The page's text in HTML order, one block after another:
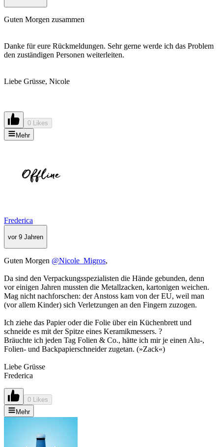
Guten Morgen zusammen
Danke für eure Rückmeldungen. Sehr gerne werde ich das Problem
den zuständigen Personen weiterleiten.
Liebe Grüsse, Nicole
0 Likes
Mehr
Frederica
vor 9 Jahren
Guten Morgen @Nicole_Migros,
Da sind den Verpackungsspezialisten die Hände gebunden, denn
vor einigen Jahren mussten die Metallzacken, kartonigen weichen.
Mag nicht nachforschen: der Anstoss kam von der EU, weil man
(vor allem Kinder) sich Verletzungen an den Fingern zuzogen.
Ich ziehe das Papier oder die Folie über ein Küchenbrett und
schneide es mit der Spitze eines Keramikmessers. ?
Bräuchte ich jeden Tag Folien & Co., hätte ich mir je einen Alu-,
Folien- und Backpapierschneider zugetan. (»Zack«)
Liebe Grüsse
Frederica
0 Likes
Mehr